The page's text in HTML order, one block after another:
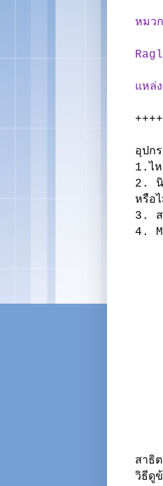
หมว
แหล่
อุปก
1.ไ
2. นิ
หรือ
3. ส
4.
สาธิ
วิธีดู